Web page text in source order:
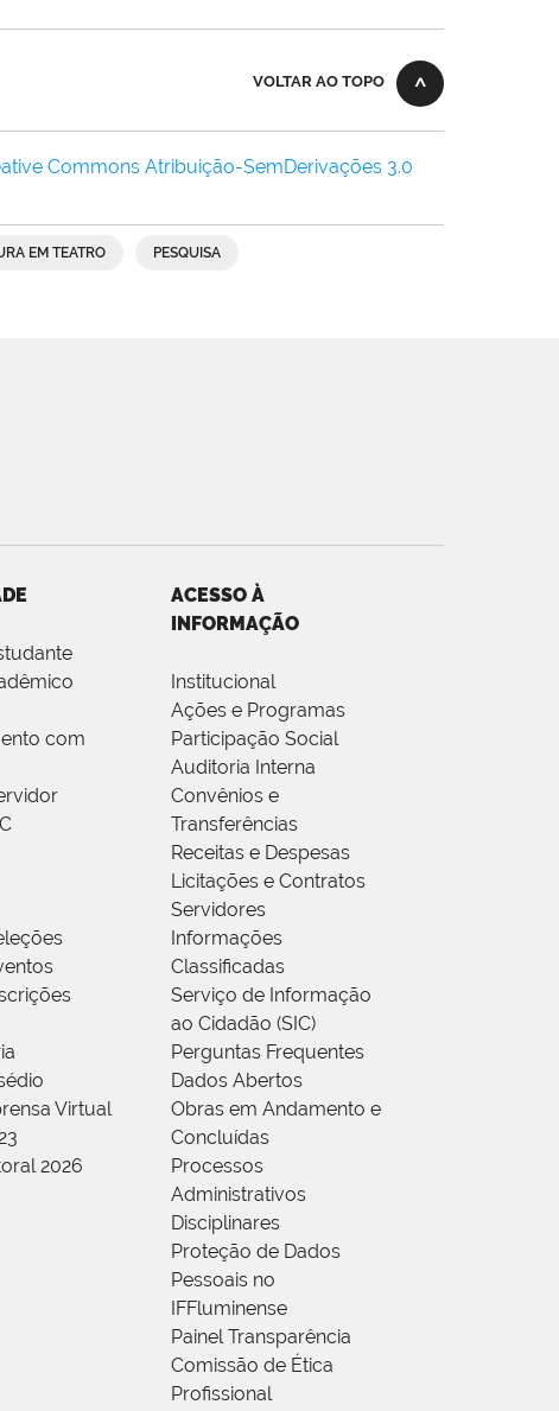
VOLTAR AO TOPO
Commons Atribuição-SemDerivações 3.0
EM TEATRO PESQUISA
com
Virtual
2026
ACESSO À
INFORMAÇÃO
Institucional
Ações e Programas
Participação Social
Auditoria Interna
Convênios e
Transferências
Receitas e Despesas
Licitações e Contratos
Servidores
Informações
Classificadas
Serviço de Informação
ao Cidadão (SIC)
Perguntas Frequentes
Dados Abertos
Obras em Andamento e
Concluídas
Processos
Administrativos
Disciplinares
Proteção de Dados
Pessoais no
IFFluminense
Painel Transparência
Comissão de Ética
Profissional